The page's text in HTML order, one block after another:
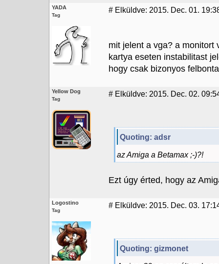
YADA
Tag
# Elküldve: 2015. Dec. 01.
mit jelent a vga? a monitort
kartya eseten instabilitast
hogy csak bizonyos
Yellow Dog
Tag
# Elküldve: 2015. Dec. 02.
Quoting: adsr
az Amiga a Betamax ;-)?!
Ezt úgy érted, hogy az
Logostino
Tag
# Elküldve: 2015. Dec. 03.
Quoting: gizmonet